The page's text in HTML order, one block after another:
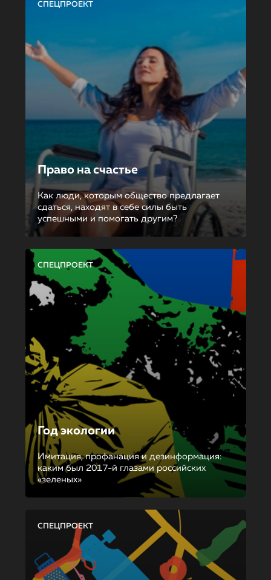
СПЕЦПРОЕКТ
Право на счастье
Как люди, которым общество предлагает
сдаться, находят в себе силы быть
успешными и помогать другим?
СПЕЦПРОЕКТ
Год экологии
Имитация, профанация и дезинформация:
каким был 2017-й глазами российских
«зеленых»
СПЕЦПРОЕКТ